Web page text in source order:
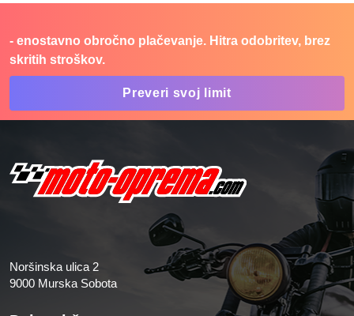
- enostavno obročno plačevanje. Hitra odobritev, brez
skritih stroškov.
Preveri svoj limit
Noršinska ulica 2
9000 Murska Sobota